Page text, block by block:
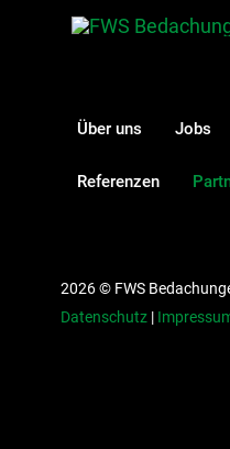
Über uns Jobs
Referenzen
2026 © FWS
Datenschutz |